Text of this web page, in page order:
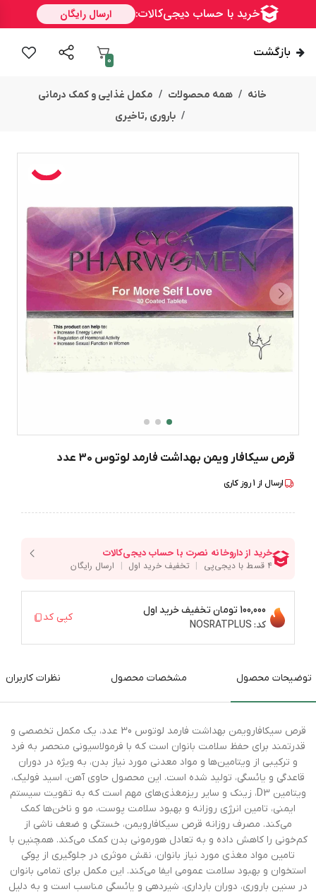
بازگشت
0
خانه همه محصولات
مکمل غذایی و کمک درمانی
باروری ,تاخیری
قرص سیکافار ویمن بهداشت فارمد لوتوس 30 عدد
ارسال از 1روز کاری
100,000 تومان
تخفیف خرید اول
کد: NOSRATPLUS
کپی کد
توضیحات محصول مشخصات محصول نظرات کاربران
قرص سیکافارویمن بهداشت فارمد لوتوس 30 عدد، یک مکمل تخصصی و
قدرتمند برای حفظ سلامت بانوان است که با فرمولاسیونی منحصر به فرد
و ترکیبی از ویتامین‌ها و مواد معدنی مورد نیاز بدن، به ویژه در دوران
قاعدگی و یائسگی، تولید شده است. این محصول حاوی آهن، اسید فولیک،
ویتامین D3، زینک و سایر ریزمغذی‌های مهم است که به تقویت سیستم
ایمنی، تامین انرژی روزانه و بهبود سلامت پوست، مو و ناخن‌ها کمک
می‌کند. مصرف روزانه قرص سیکافارویمن، خستگی و ضعف ناشی از
کم‌خونی را کاهش داده و به تعادل هورمونی بدن کمک می‌کند. همچنین با
تامین مواد مغذی مورد نیاز بانوان، نقش موثری در جلوگیری از پوکی
استخوان و بهبود سلامت عمومی ایفا می‌کند. این مکمل برای تمامی بانوان
در سنین باروری، دوران بارداری، شیردهی و یائسگی مناسب است و به دلیل